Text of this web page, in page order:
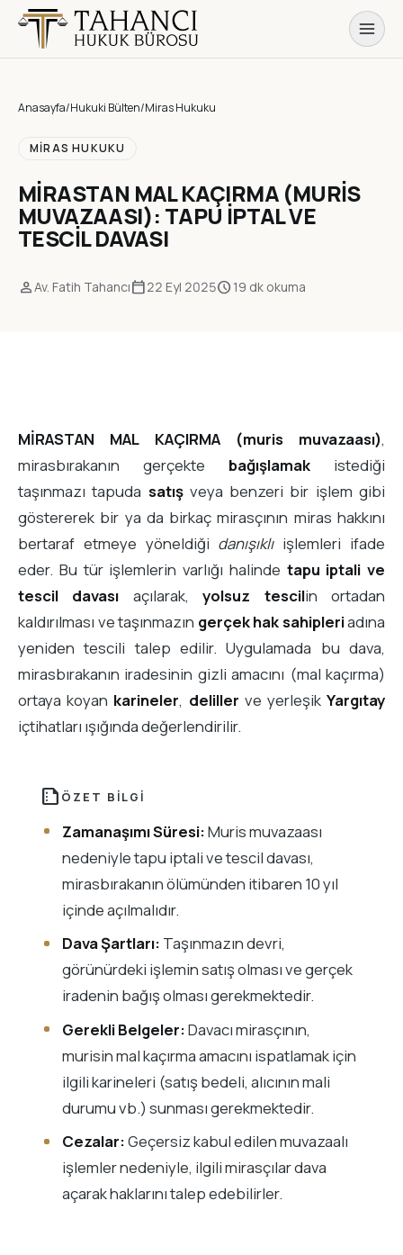
Anasayfa/Hukuki Bülten/Miras Hukuku
MIRAS HUKUKU
MİRASTAN MAL KAÇIRMA (MURİS
MUVAZAASI): TAPU İPTAL VE
TESCİL DAVASI
personAv. Fatih Tahancıcalendar_today22 Eyl 2025schedule19 dk okuma
MİRASTAN MAL KAÇIRMA (muris muvazaası),
mirasbırakanın gerçekte bağışlamak istediği
taşınmazı tapuda satışveya benzeri bir işlem gibi
göstererek bir ya da birkaç mirasçının miras hakkını
bertaraf etmeye yöneldiği danışıklıişlemleri ifade
eder. Bu tür işlemlerin varlığı halinde tapu iptali ve
tescil davası açılarak,yolsuz tescilin ortadan
kaldırılması ve taşınmazın gerçek hak sahipleriadına
yeniden tescili talep edilir. Uygulamada bu dava,
mirasbırakanın iradesinin gizli amacını (mal kaçırma)
ortaya koyan karineler, deliller ve yerleşikYargıtay
içtihatları ışığında değerlendirilir.
summarize ÖZET BILGI
Zamanaşımı Süresi:Muris muvazaası
nedeniyle tapu iptali ve tescil davası,
mirasbırakanın ölümünden itibaren 10 yıl
içinde açılmalıdır.
Dava Şartları: Taşınmazın devri,
görünürdeki işlemin satış olması ve gerçek
iradenin bağış olması gerekmektedir.
Gerekli Belgeler:Davacı mirasçının,
murisin mal kaçırma amacını ispatlamak için
ilgili karineleri (satış bedeli, alıcının mali
durumu vb.) sunması gerekmektedir.
Cezalar:Geçersiz kabul edilen muvazaalı
işlemler nedeniyle, ilgili mirasçılar dava
açarak haklarını talep edebilirler.